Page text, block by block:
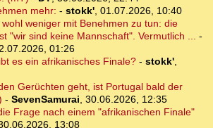
mehr: - stokk', 01.07.2026, 10:40
wohl weniger mit Benehmen zu tun: die
"wir sind keine Mannschaft". Vermutlich ... -
01:26
es ein afrikanisches Finale?- stokk',
Gerüchten geht, ist Portugal bald der
- SevenSamurai, 30.06.2026, 12:35
Frage nach einem "afrikanischen Finale"
13:08